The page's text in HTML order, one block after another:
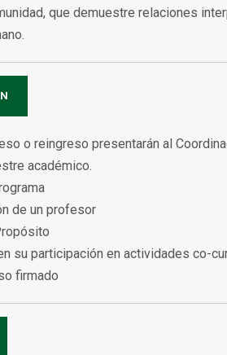
que demuestre relaciones
o reingreso presentarán al
académico.
de un profesor
su participación en actividades co-
firmado